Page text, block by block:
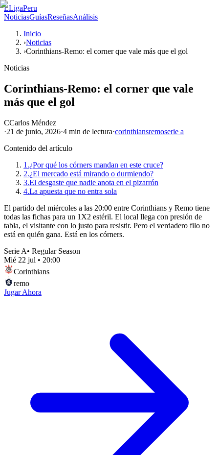
LLigaPeru
NoticiasGuíasReseñasAnálisis
Inicio
›Noticias
›Corinthians-Remo: el corner que vale más que el gol
Noticias
Corinthians-Remo: el corner que vale
más que el gol
CCarlos Méndez
·21 de junio, 2026·4 min de lectura·corinthiansremoserie a
Contenido del artículo
1.¿Por qué los córners mandan en este cruce?
2.¿El mercado está mirando o durmiendo?
3.El desgaste que nadie anota en el pizarrón
4.La apuesta que no entra sola
El partido del miércoles a las 20:00 entre Corinthians y Remo tiene
todas las fichas para un 1X2 estéril. El local llega con presión de
tabla, el visitante con lo justo para resistir. Pero el verdadero filo no
está en quién gana. Está en los córners.
Serie A• Regular Season
Mié 22 jul • 20:00
Corinthians
remo
Jugar Ahora